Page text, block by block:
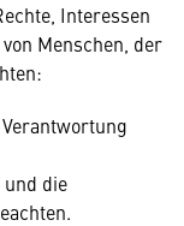
Interessen
Menschen, der
die